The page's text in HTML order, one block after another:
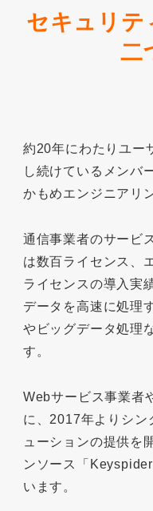
セキュリテ
二
約20年にわたりユー
し続けているメンバ
かもめエンジニアリ
通信事業者のサービ
は数百ライセンス、
ライセンスの導入実
データを高速に処理
やビッグデータ処理
す。
Webサービス事業者
に、2017年よりシン
ューションの提供を
ンソース「
います。